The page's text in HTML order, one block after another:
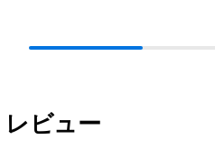
レビュー